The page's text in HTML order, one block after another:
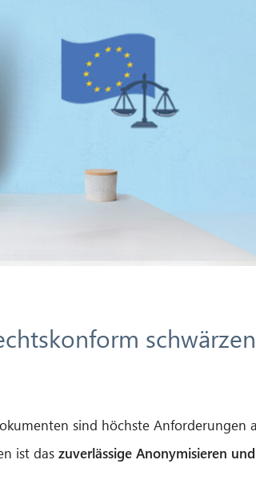
schwärzen
sind höchste Anforderungen
ist das zuverlässige Anonymisieren und